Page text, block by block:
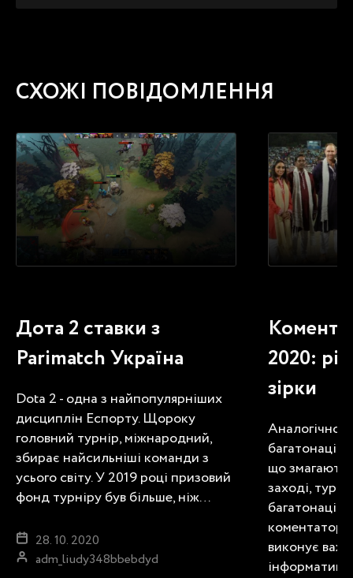
СХОЖІ ПОВІДОМЛЕННЯ
Дота 2 ставки з
Parimatch Україна
Dota 2 - одна з найпопулярніших
дисциплін Еспорту. Щороку
головний турнір, міжнародний,
збирає найсильніші команди з
усього світу. У 2019 році призовий
фонд турніру був більше, ніж…
28. 10. 2020
adm_liudy348bbebdyd
2020:
зірки
Аналогічно,
що
заході,
виконує